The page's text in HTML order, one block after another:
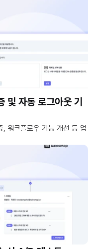
자동 로그아웃 기
워크플로우 기능 개선 등 업